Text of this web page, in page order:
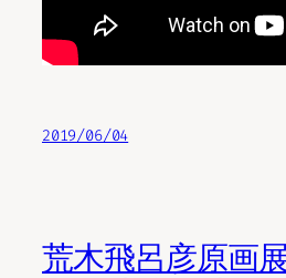
2019/06/04
荒木飛呂彦原